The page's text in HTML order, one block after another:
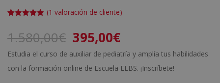
5 en base
a valoración
de un
cliente
(1 valoración de cliente)
1.580,00€ El
precio
original
395,00€El
precio
actual
Estudia el curso de auxiliar de pediatría y amplía tus habilidades
con la formación online de Escuela ELBS. ¡Inscríbete!